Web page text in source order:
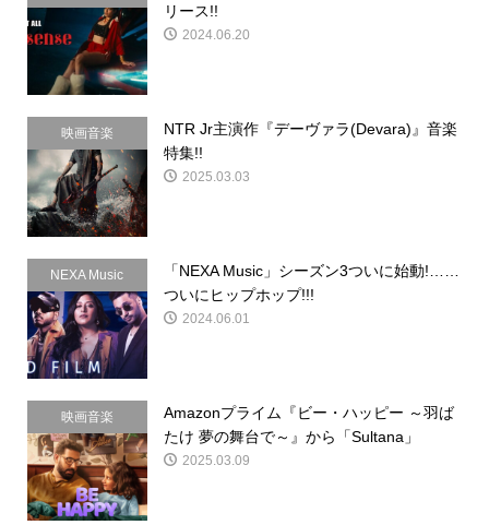
リース!!
2024.06.20
映画音楽
NTR Jr主演作『デーヴァラ(Devara)』音楽
特集!!
2025.03.03
NEXA Music
「NEXA Music」シーズン3ついに始動!……
ついにヒップホップ!!!
2024.06.01
映画音楽
Amazonプライム『ビー・ハッピー ～羽ば
たけ 夢の舞台で～』から「Sultana」
2025.03.09